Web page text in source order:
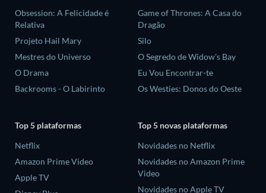
Obsession: A Felicidade é
Relativa
Projeto Hail Mary
Mestres do Universo
O Drama
Backrooms - O Labirinto
Game of Thrones: A Casa do
Dragão
Silo
O Segredo de Widow's Bay
Eu Vou Encontrar-te
Os Westies: Donos do Oeste
Top 5 plataformas
Netflix
Amazon Prime Video
Apple TV
Top 5 novas plataformas
Novidades no Netflix
Novidades no Amazon Prime
Video
Novidades no Apple TV